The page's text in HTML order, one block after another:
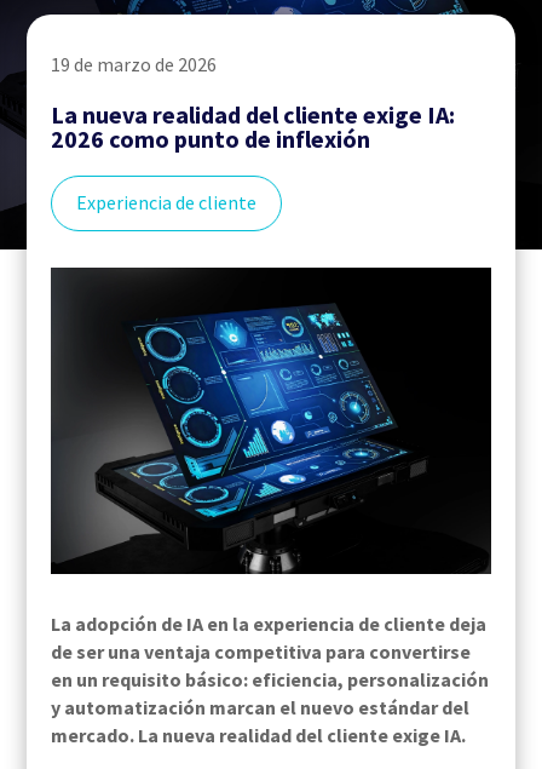
19 de marzo de 2026
La nueva realidad del cliente exige IA:
2026 como punto de inflexión
Experiencia de cliente
La adopción de IA en la experiencia de cliente deja
de ser una ventaja competitiva para convertirse
en un requisito básico: eficiencia, personalización
y automatización marcan el nuevo estándar del
mercado.La nueva realidad del cliente exige IA.